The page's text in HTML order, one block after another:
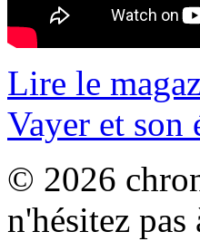
Lire le
Vayer et son
© 2026
n'hésitez